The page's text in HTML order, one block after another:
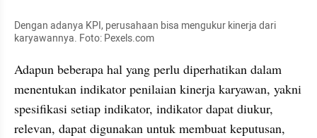
Dengan adanya KPI, perusahaan bisa mengukur kinerja dari
karyawannya. Foto: Pexels.com
Adapun beberapa hal yang perlu diperhatikan dalam
menentukan indikator penilaian kinerja karyawan, yakni
spesifikasi setiap indikator, indikator dapat diukur,
relevan, dapat digunakan untuk membuat keputusan,